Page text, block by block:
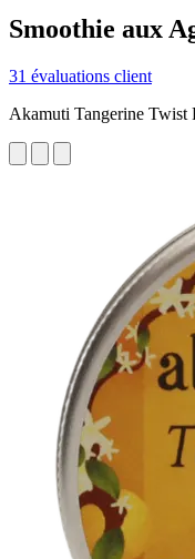
Smoothie aux
31 évaluations client
Akamuti Tangerine Twist